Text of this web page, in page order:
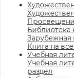
Библиотека
Зарубежная
Книга на
Учебная
Учебная
раздел